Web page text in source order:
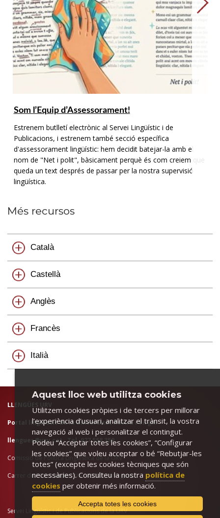
Som l’Equip d’Assessorament!
Estrenem butlletí electrònic al Servei Lingüístic i de
Publicacions, i estrenem també secció específica
d'assessorament lingüístic: hem decidit batejar-la amb el
nom de "Net i polit", bàsicament perquè és com creiem que
queda un text després de passar per la nostra supervisió
lingüística.
Més recursos
Català
Castellà
Anglès
Francès
Italià
LLENGÜES URV
Portal lingüístic de la Universitat Rovira i Virgili
llengues@urv.cat· Tel. 977 558 359
Comissió de Política Lingüística de la URV
Carrer de l'Escorxador, s/n · 43003 Tarragona
Servei Lingüístic i de Publicacions de la URV
Aquest lloc web utilitza cookies
Utilitzem cookies pròpies i de tercers per millorar
l’experiència d’usuari, analitzar el trànsit, la vostra
navegació al web i personalitzar el contingut.
Podeu “Acceptar totes les cookies”, “Configurar
les cookies” que voleu acceptar o bé “Rebutjar-les
totes” (excepte les cookies tècniques que són
necessàries). Consulteu la nostra política de
cookies per obtenir més informació.
Accepta totes les cookies